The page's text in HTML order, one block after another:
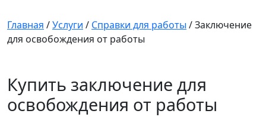
Главная /Услуги / Справки для работы /Заключение
для освобождения от работы
Купить заключение для
освобождения от работы